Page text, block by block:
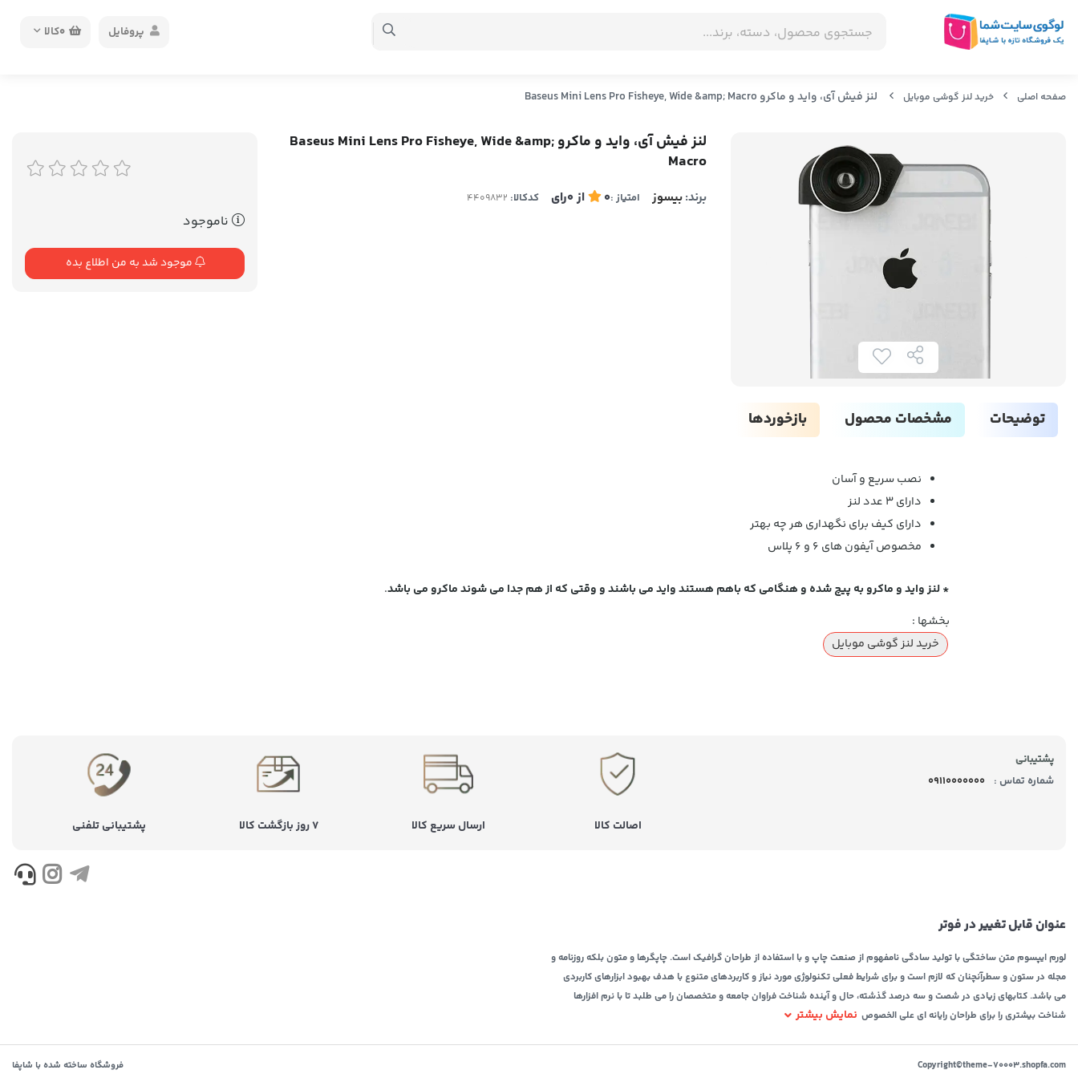
0کالا پروفایل
صفحه اصلی خرید لنز گوشی موبایل لنز فیش آی، واید و ماکرو Baseus Mini Lens Pro Fisheye, Wide &amp; Macro
لنز فیش آی، واید و ماکرو Baseus Mini Lens Pro Fisheye, Wide &amp;
Macro
برند:بیسوز امتیاز :0 از 0رای کدکالا:
ناموجود
موجود شد به من اطلاع بده
توضیحات مشخصات محصول بازخوردها
نصب سریع و آسان
دارای 3 عدد لنز
دارای کیف برای نگهداری هر چه بهتر
مخصوص آیفون های 6 و 6 پلاس
* لنز واید و ماکرو به پیچ شده و هنگامی که باهم هستند واید می باشند و وقتی که از هم جدا می شوند ماکرو می باشد.
بخشها :
خرید لنز گوشی موبایل
پشتیبانی
شماره تماس :
09110000000
اصالت کالا ارسال سریع کالا ۷ روز بازگشت کالا پشتیبانی تلفنی
عنوان قابل تغییر در فوتر
لورم ایپسوم متن ساختگی با تولید سادگی نامفهوم از صنعت چاپ و با استفاده از طراحان گرافیک است. چاپگرها و متون بلکه روزنامه و
مجله در ستون و سطرآنچنان که لازم است و برای شرایط فعلی تکنولوژی مورد نیاز و کاربردهای متنوع با هدف بهبود ابزارهای کاربردی
می باشد. کتابهای زیادی در شصت و سه درصد گذشته، حال و آینده شناخت فراوان جامعه و متخصصان را می طلبد تا با نرم افزارها
شناخت بیشتری را برای طراحان رایانه ای علی الخصوص نمایش بیشتر
Copyright©theme-70003.shopfa.com فروشگاه ساخته شده با شاپفا